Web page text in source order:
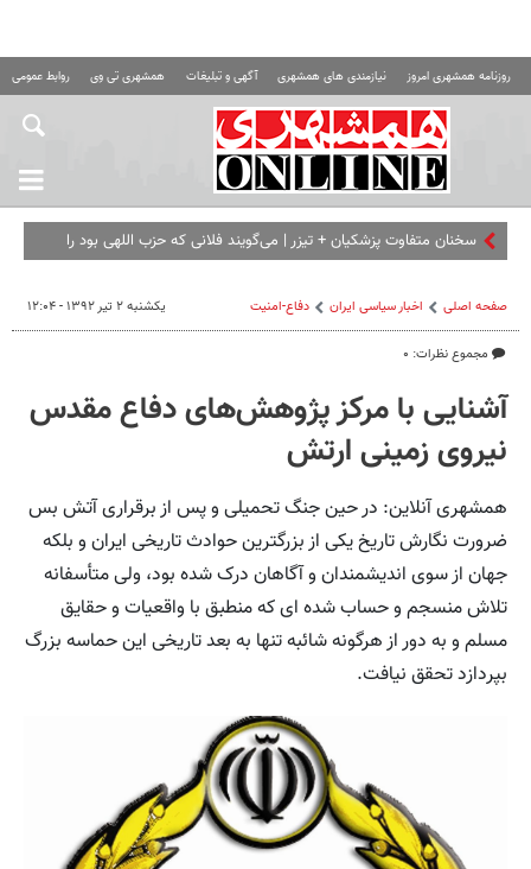
روزنامه همشهری امروز نیازمندی های همشهری آگهی و تبلیغات همشهری تی وی روابط عمومی
صفحه اصلی اخبار سیاسی ایران دفاع-امنیت
مجموع نظرات: ۰
یکشنبه ۲ تیر ۱۳۹۲ - ۱۲:۰۴
آشنایی با مرکز پژوهش‌های دفاع مقدس
نیروی زمینی ارتش
همشهری آنلاین: در حین جنگ تحمیلی و پس از برقراری آتش بس
ضرورت نگارش تاریخ یکی از بزرگترین حوادث تاریخی ایران و بلکه
جهان از سوی اندیشمندان و آگاهان درک شده بود، ولی متأسفانه
تلاش منسجم و حساب شده ای که منطبق با واقعیات و حقایق
مسلم و به دور از هرگونه شائبه تنها به بعد تاریخی این حماسه بزرگ
بپردازد تحقق نیافت.